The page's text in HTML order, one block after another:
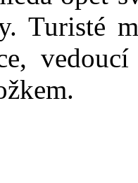
Turisté